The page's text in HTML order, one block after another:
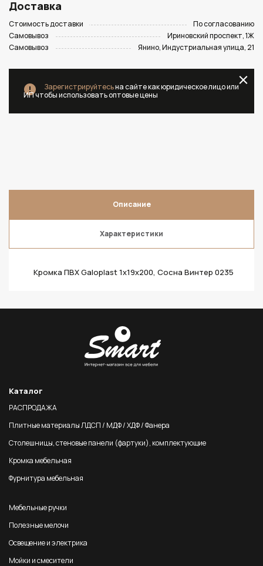
Доставка
Стоимость доставки
По согласованию
Самовывоз
Ириновский проспект, 1Ж
Самовывоз
Янино, Индустриальная улица, 21
Зарегистрируйтесьна сайте как юридическое лицо или
ИП чтобы использовать оптовые цены
Описание
Характеристики
Кромка ПВХ Galoplast 1х19х200, Сосна Винтер 0235
Каталог
РАСПРОДАЖА
Плитные материалы ЛДСП / МДФ / ХДФ / Фанера
Столешницы, стеновые панели (фартуки), комплектующие
Кромка мебельная
Фурнитура мебельная
Мебельные ручки
Полезные мелочи
Освещение и электрика
Мойки и смесители